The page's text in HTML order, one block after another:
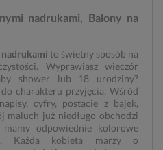
nadrukami, Balony na
to świetny sposób na
Wyprawiasz wieczór
shower lub 18 urodziny?
charakteru przyjęcia. Wśród
cyfry, postacie z bajek,
maluch już niedługo obchodzi
odpowiednie kolorowe
Każda kobieta marzy o